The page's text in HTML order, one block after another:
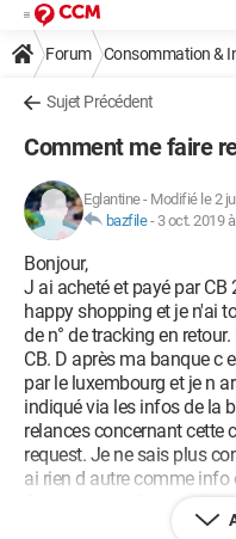
Forum Consommation &
Sujet Précédent
Comment me faire
Eglantine- Modifié le 2
bazfile- 3 oct. 2019
Bonjour,
J ai acheté et payé par
happy shopping et je n'ai
de n° de tracking en
CB. D après ma banque c
par le luxembourg et je n
indiqué via les infos de la
relances concernant cette
request. Je ne sais plus
ai rien d autre comme info
Comment me faire
possession exception un